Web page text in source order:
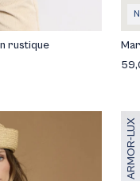
rustique
ARMOR-LUX